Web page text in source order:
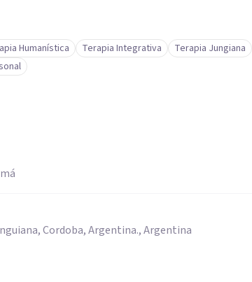
Humanística Terapia Integrativa
Terapia Jungiana
Cordoba, Argentina., Argentina